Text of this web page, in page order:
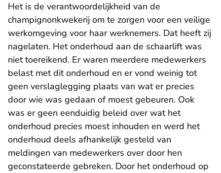
Het is de verantwoordelijkheid van de
champignonkwekerij om te zorgen voor een veilige
werkomgeving voor haar werknemers. Dat heeft zij
nagelaten. Het onderhoud aan de schaarlift was
niet toereikend. Er waren meerdere medewerkers
belast met dit onderhoud en er vond weinig tot
geen verslaglegging plaats van wat er precies
door wie was gedaan of moest gebeuren. Ook
was er geen eenduidig beleid over wat het
onderhoud precies moest inhouden en werd het
onderhoud deels afhankelijk gesteld van
meldingen van medewerkers over door hen
geconstateerde gebreken. Door het onderhoud op